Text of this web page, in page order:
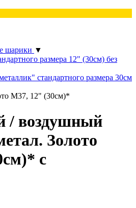
шарики ▼
размера 12" (30см) без
стандартного размера 30см
М37, 12" (30см)*
/ воздушный
Золото
с